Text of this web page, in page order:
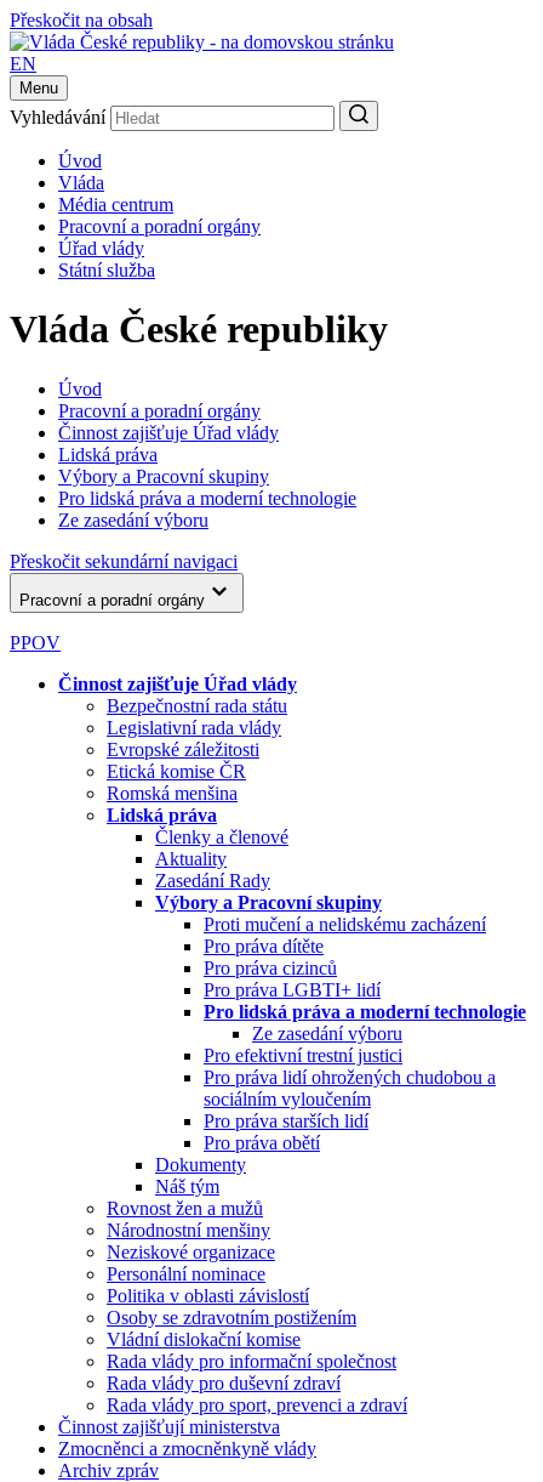
Přeskočit na obsah
EN
Menu
Vyhledávání
Úvod
Vláda
Média centrum
Pracovní a poradní orgány
Úřad vlády
Státní služba
Vláda České republiky
Úvod
Pracovní a poradní orgány
Činnost zajišťuje Úřad vlády
Lidská práva
Výbory a Pracovní skupiny
Pro lidská práva a moderní technologie
Ze zasedání výboru
Přeskočit sekundární navigaci
Pracovní a poradní orgány
PPOV
Činnost zajišťuje Úřad vlády
Bezpečnostní rada státu
Legislativní rada vlády
Evropské záležitosti
Etická komise ČR
Romská menšina
Lidská práva
Členky a členové
Aktuality
Zasedání Rady
Výbory a Pracovní skupiny
Proti mučení a nelidskému zacházení
Pro práva dítěte
Pro práva cizinců
Pro práva LGBTI+ lidí
Pro lidská práva a moderní technologie
Ze zasedání výboru
Pro efektivní trestní justici
Pro práva lidí ohrožených chudobou a
sociálním vyloučením
Pro práva starších lidí
Pro práva obětí
Dokumenty
Náš tým
Rovnost žen a mužů
Národnostní menšiny
Neziskové organizace
Personální nominace
Politika v oblasti závislostí
Osoby se zdravotním postižením
Vládní dislokační komise
Rada vlády pro informační společnost
Rada vlády pro duševní zdraví
Rada vlády pro sport, prevenci a zdraví
Činnost zajišťují ministerstva
Zmocněnci a zmocněnkyně vlády
Archiv zpráv